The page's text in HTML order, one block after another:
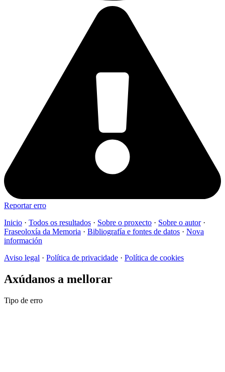
Reportar erro
Inicio · Todos os resultados · Sobre o proxecto · Sobre o autor·
Fraseoloxía da Memoria · Bibliografía e fontes de datos · Nova
información
Aviso legal · Política de privacidade · Política de cookies
Axúdanos a mellorar
Tipo de erro